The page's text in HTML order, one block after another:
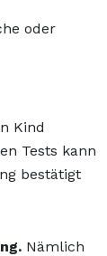
oder
Kind
Tests kann
bestätigt
Nämlich